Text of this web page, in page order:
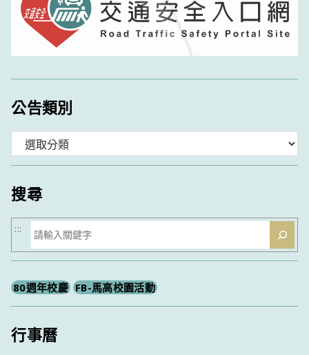
公告類別
類
搜尋
搜
尋
:::
80週年校慶 FB-馬高校園活動
行事曆